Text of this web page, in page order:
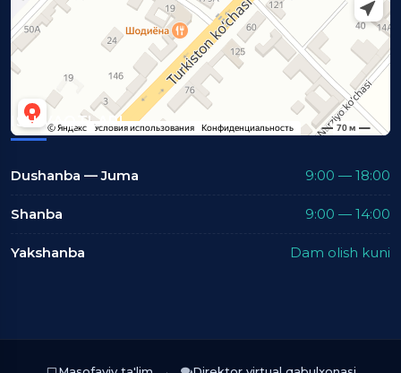
ISH VAQTLARI
Dushanba — Juma 9:00 — 18:00
Shanba 9:00 — 14:00
Yakshanba Dam olish kuni